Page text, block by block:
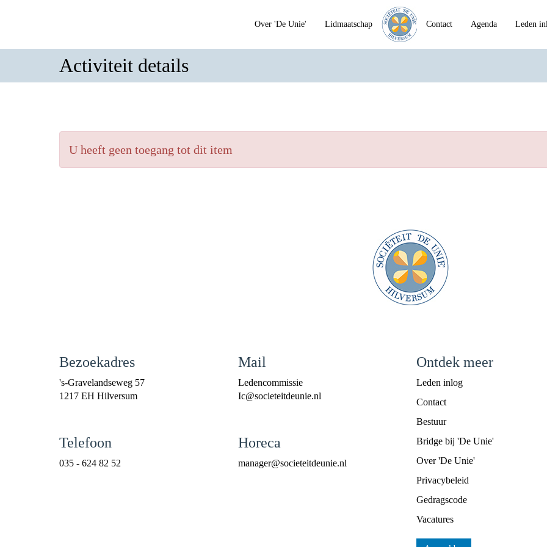
Over 'De Unie' Lidmaatschap Contact Agenda Leden
Activiteit details
U heeft geen toegang tot dit item
Bezoekadres
's-Gravelandseweg 57
1217 EH Hilversum
Telefoon
035 - 624 82 52
Mail
Ledencommissie
cI@societeitdeunie.nl
Horeca
reganam@societeitdeunie.nl
Ontdek meer
Leden inlog
Contact
Bestuur
Bridge bij 'De Unie'
Over 'De Unie'
Privacybeleid
Gedragscode
Vacatures